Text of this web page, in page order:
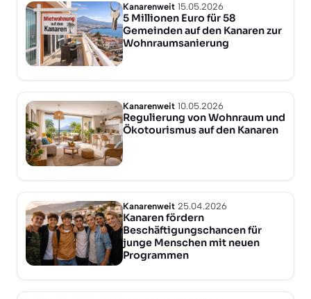
Kanarenweit 15.05.2026
5 Millionen Euro für 58
Gemeinden auf den Kanaren zur
Wohnraumsanierung
Kanarenweit 10.05.2026
Regulierung von Wohnraum und
Ökotourismus auf den Kanaren
Kanarenweit 25.04.2026
Kanaren fördern
Beschäftigungschancen für
junge Menschen mit neuen
Programmen